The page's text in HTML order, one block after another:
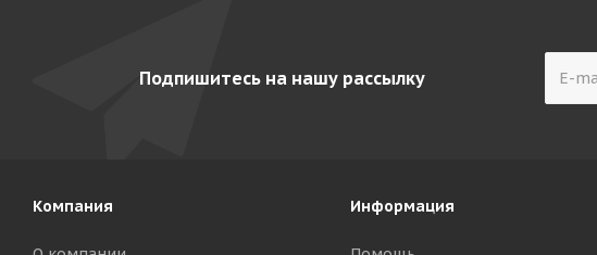
Подпишитесь на нашу рассылку
Компания Информация